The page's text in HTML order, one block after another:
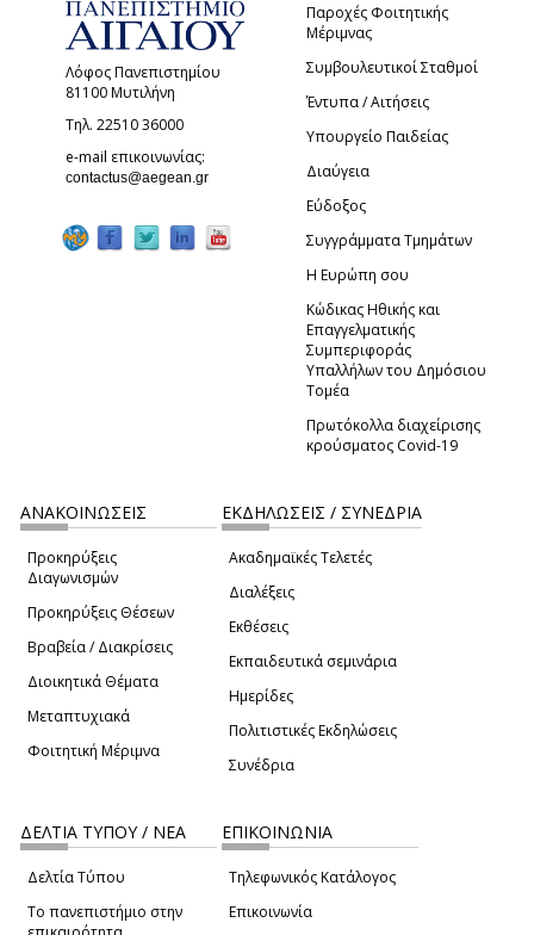
Λόφος Πανεπιστημίου
81100 Μυτιλήνη
Τηλ. 22510 36000
e-mail επικοινωνίας:
contactus@aegean.gr (link sends e-mail)
Παροχές Φοιτητικής
Μέριμνας
Συμβουλευτικοί Σταθμοί
Έντυπα / Αιτήσεις
Υπουργείο Παιδείας
Διαύγεια
Εύδοξος
Συγγράμματα Τμημάτων
Η Ευρώπη σου
Κώδικας Ηθικής και
Επαγγελματικής
Συμπεριφοράς
Υπαλλήλων του Δημόσιου
Τομέα
Πρωτόκολλα διαχείρισης
κρούσματος Covid-19
ΑΝΑΚΟΙΝΩΣΕΙΣ
Προκηρύξεις
Διαγωνισμών
Προκηρύξεις Θέσεων
Βραβεία / Διακρίσεις
Διοικητικά Θέματα
Μεταπτυχιακά
Φοιτητική Μέριμνα
ΕΚΔΗΛΩΣΕΙΣ / ΣΥΝΕΔΡΙΑ
Ακαδημαϊκές Τελετές
Διαλέξεις
Εκθέσεις
Εκπαιδευτικά σεμινάρια
Ημερίδες
Πολιτιστικές Εκδηλώσεις
Συνέδρια
ΔΕΛΤΙΑ ΤΥΠΟΥ / ΝΕΑ
Δελτία Τύπου
Το πανεπιστήμιο στην
ΕΠΙΚΟΙΝΩΝΙΑ
Τηλεφωνικός Κατάλογος
Επικοινωνία